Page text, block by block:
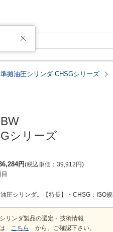
拠油圧シリンダ CHSGシリーズ
シリーズ
円 税込単価 39,912円
圧シリンダ。【特長】・CHSG：ISO
リンダ製品の選定・技術情報
は こちら から、ご確認下さい。